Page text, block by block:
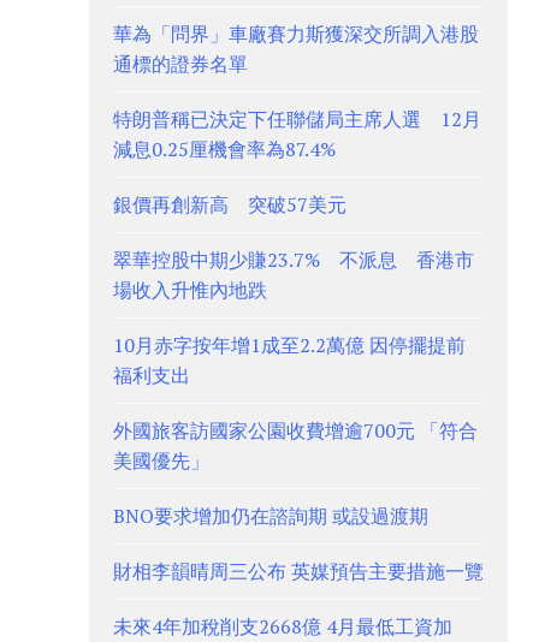
華為「問界」車廠賽力斯獲深交所調入港股
通標的證券名單
特朗普稱已決定下任聯儲局主席人選 12月
減息0.25厘機會率為87.4%
銀價再創新高 突破57美元
翠華控股中期少賺23.7% 不派息 香港市
場收入升惟內地跌
10月赤字按年增1成至2.2萬億 因停擺提前
福利支出
外國旅客訪國家公園收費增逾700元 「符合
美國優先」
BNO要求增加仍在諮詢期 或設過渡期
財相李韻晴周三公布 英媒預告主要措施一覽
未來4年加稅削支2668億 4月最低工資加